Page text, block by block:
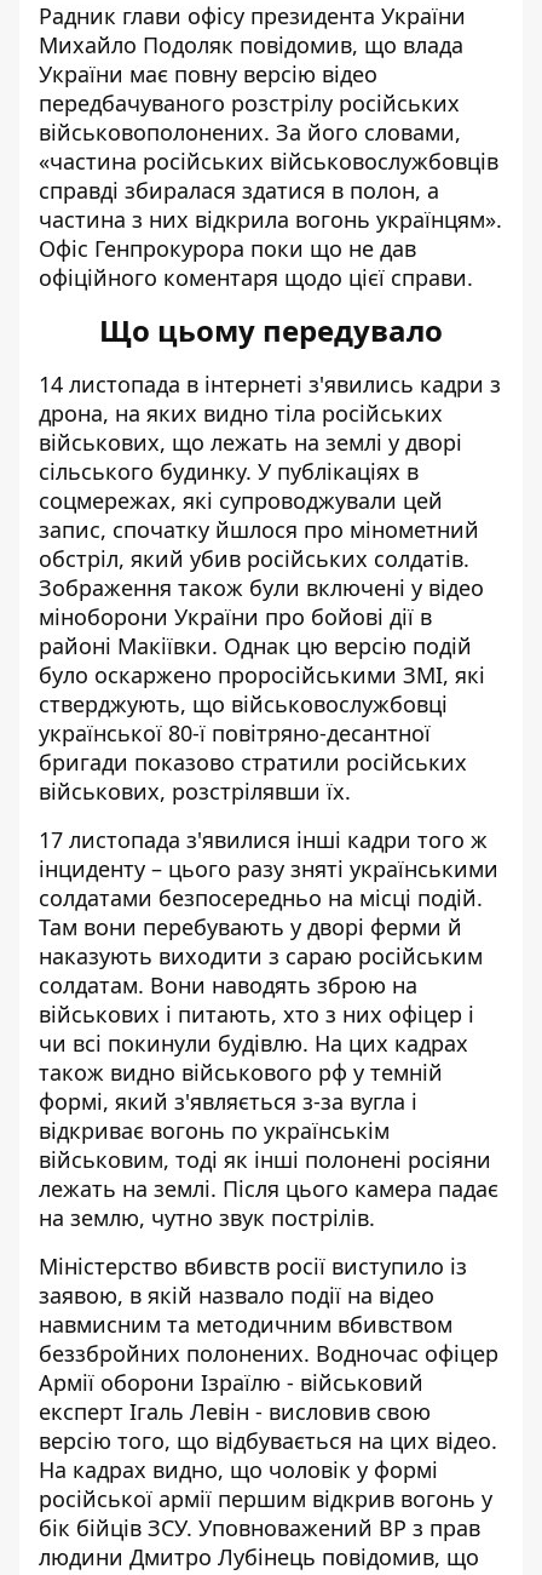
Радник глави офісу президента України
Михайло Подоляк повідомив, що влада
України має повну версію відео
передбачуваного розстрілу російських
військовополонених. За його словами,
«частина російських військовослужбовців
справді збиралася здатися в полон, а
частина з них відкрила вогонь українцям».
Офіс Генпрокурора поки що не дав
офіційного коментаря щодо цієї справи.
Що цьому передувало
14 листопада в інтернеті з'явились кадри з
дрона, на яких видно тіла російських
військових, що лежать на землі у дворі
сільського будинку. У публікаціях в
соцмережах, які супроводжували цей
запис, спочатку йшлося про мінометний
обстріл, який убив російських солдатів.
Зображення також були включені у відео
міноборони України про бойові дії в
районі Макіївки. Однак цю версію подій
було оскаржено проросійськими ЗМІ, які
стверджують, що військовослужбовці
української 80-ї повітряно-десантної
бригади показово стратили російських
військових, розстрілявши їх.
17 листопада з'явилися інші кадри того ж
інциденту – цього разу зняті українськими
солдатами безпосередньо на місці подій.
Там вони перебувають у дворі ферми й
наказують виходити з сараю російським
солдатам. Вони наводять зброю на
військових і питають, хто з них офіцер і
чи всі покинули будівлю. На цих кадрах
також видно військового рф у темній
формі, який з'являється з-за вугла і
відкриває вогонь по українськім
військовим, тоді як інші полонені росіяни
лежать на землі. Після цього камера падає
на землю, чутно звук пострілів.
Міністерство вбивств росії виступило із
заявою, в якій назвало події на відео
навмисним та методичним вбивством
беззбройних полонених. Водночас офіцер
Армії оборони Ізраїлю - військовий
експерт Ігаль Левін - висловив свою
версію того, що відбувається на цих відео.
На кадрах видно, що чоловік у формі
російської армії першим відкрив вогонь у
бік бійців ЗСУ. Уповноважений ВР з прав
людини Дмитро Лубінець повідомив, що